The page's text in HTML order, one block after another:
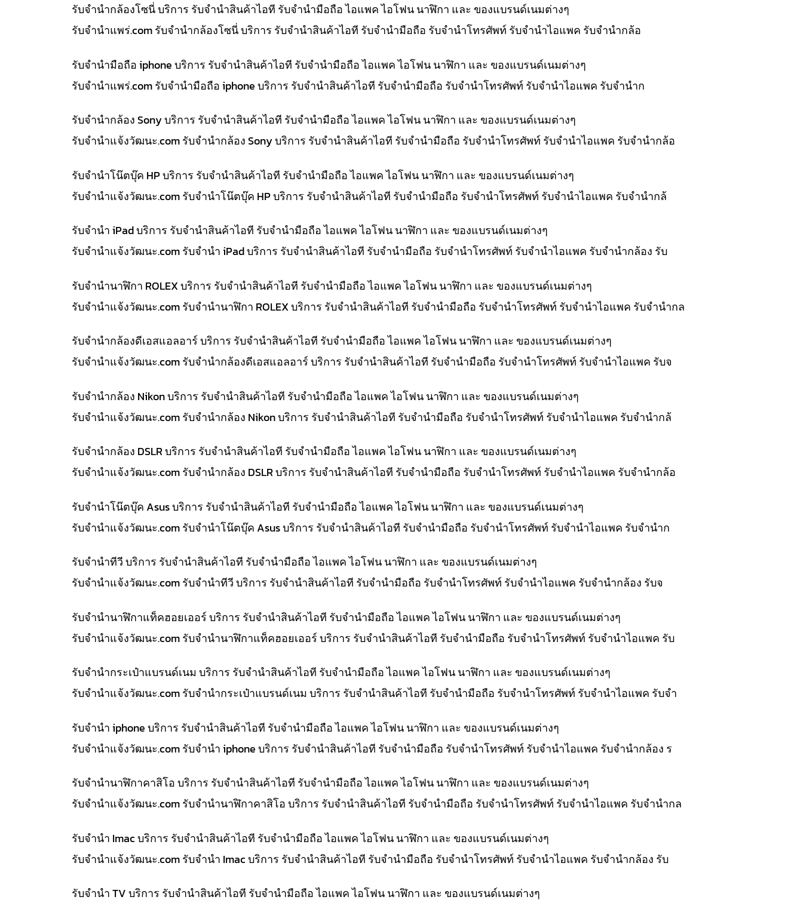
รับจำนำกล้องโซนี่ บริการ รับจำนำสินค้าไอที รับจำนำมือถือ ไอแพค ไอโฟน นาฬิกา และ ของแบรนด์เนมต่างๆ
รับจํานําแพร่.com รับจำนำกล้องโซนี่ บริการ รับจำนำสินค้าไอที รับจำนำมือถือ รับจำนำโทรศัพท์ รับจำนำไอแพค รับจำนำกล้อ
รับจำนำมือถือ iphone บริการ รับจำนำสินค้าไอที รับจำนำมือถือ ไอแพค ไอโฟน นาฬิกา และ ของแบรนด์เนมต่างๆ
รับจํานําแพร่.com รับจำนำมือถือ iphone บริการ รับจำนำสินค้าไอที รับจำนำมือถือ รับจำนำโทรศัพท์ รับจำนำไอแพค รับจำนำก
รับจำนำกล้อง Sony บริการ รับจำนำสินค้าไอที รับจำนำมือถือ ไอแพค ไอโฟน นาฬิกา และ ของแบรนด์เนมต่างๆ
รับจํานําแจ้งวัฒนะ.com รับจำนำกล้อง Sony บริการ รับจำนำสินค้าไอที รับจำนำมือถือ รับจำนำโทรศัพท์ รับจำนำไอแพค รับจำนำกล้อ
รับจำนำโน๊ตบุ๊ค HP บริการ รับจำนำสินค้าไอที รับจำนำมือถือ ไอแพค ไอโฟน นาฬิกา และ ของแบรนด์เนมต่างๆ
รับจํานําแจ้งวัฒนะ.com รับจำนำโน๊ตบุ๊ค HP บริการ รับจำนำสินค้าไอที รับจำนำมือถือ รับจำนำโทรศัพท์ รับจำนำไอแพค รับจำนำกล้
รับจำนำ iPad บริการ รับจำนำสินค้าไอที รับจำนำมือถือ ไอแพค ไอโฟน นาฬิกา และ ของแบรนด์เนมต่างๆ
รับจํานําแจ้งวัฒนะ.com รับจำนำ iPad บริการ รับจำนำสินค้าไอที รับจำนำมือถือ รับจำนำโทรศัพท์ รับจำนำไอแพค รับจำนำกล้อง รับ
รับจำนำนาฬิกา ROLEX บริการ รับจำนำสินค้าไอที รับจำนำมือถือ ไอแพค ไอโฟน นาฬิกา และ ของแบรนด์เนมต่างๆ
รับจํานําแจ้งวัฒนะ.com รับจำนำนาฬิกา ROLEX บริการ รับจำนำสินค้าไอที รับจำนำมือถือ รับจำนำโทรศัพท์ รับจำนำไอแพค รับจำนำกล
รับจำนำกล้องดีเอสแอลอาร์ บริการ รับจำนำสินค้าไอที รับจำนำมือถือ ไอแพค ไอโฟน นาฬิกา และ ของแบรนด์เนมต่างๆ
รับจํานําแจ้งวัฒนะ.com รับจำนำกล้องดีเอสแอลอาร์ บริการ รับจำนำสินค้าไอที รับจำนำมือถือ รับจำนำโทรศัพท์ รับจำนำไอแพค รับจ
รับจำนำกล้อง Nikon บริการ รับจำนำสินค้าไอที รับจำนำมือถือ ไอแพค ไอโฟน นาฬิกา และ ของแบรนด์เนมต่างๆ
รับจํานําแจ้งวัฒนะ.com รับจำนำกล้อง Nikon บริการ รับจำนำสินค้าไอที รับจำนำมือถือ รับจำนำโทรศัพท์ รับจำนำไอแพค รับจำนำกล้
รับจำนำกล้อง DSLR บริการ รับจำนำสินค้าไอที รับจำนำมือถือ ไอแพค ไอโฟน นาฬิกา และ ของแบรนด์เนมต่างๆ
รับจํานําแจ้งวัฒนะ.com รับจำนำกล้อง DSLR บริการ รับจำนำสินค้าไอที รับจำนำมือถือ รับจำนำโทรศัพท์ รับจำนำไอแพค รับจำนำกล้อ
รับจำนำโน๊ตบุ๊ค Asus บริการ รับจำนำสินค้าไอที รับจำนำมือถือ ไอแพค ไอโฟน นาฬิกา และ ของแบรนด์เนมต่างๆ
รับจํานําแจ้งวัฒนะ.com รับจำนำโน๊ตบุ๊ค Asus บริการ รับจำนำสินค้าไอที รับจำนำมือถือ รับจำนำโทรศัพท์ รับจำนำไอแพค รับจำนำก
รับจำนำทีวี บริการ รับจำนำสินค้าไอที รับจำนำมือถือ ไอแพค ไอโฟน นาฬิกา และ ของแบรนด์เนมต่างๆ
รับจํานําแจ้งวัฒนะ.com รับจำนำทีวี บริการ รับจำนำสินค้าไอที รับจำนำมือถือ รับจำนำโทรศัพท์ รับจำนำไอแพค รับจำนำกล้อง รับจ
รับจำนำนาฬิกาแท็คฮอยเออร์ บริการ รับจำนำสินค้าไอที รับจำนำมือถือ ไอแพค ไอโฟน นาฬิกา และ ของแบรนด์เนมต่างๆ
รับจํานําแจ้งวัฒนะ.com รับจำนำนาฬิกาแท็คฮอยเออร์ บริการ รับจำนำสินค้าไอที รับจำนำมือถือ รับจำนำโทรศัพท์ รับจำนำไอแพค รับ
รับจำนำกระเป๋าแบรนด์เนม บริการ รับจำนำสินค้าไอที รับจำนำมือถือ ไอแพค ไอโฟน นาฬิกา และ ของแบรนด์เนมต่างๆ
รับจํานําแจ้งวัฒนะ.com รับจำนำกระเป๋าแบรนด์เนม บริการ รับจำนำสินค้าไอที รับจำนำมือถือ รับจำนำโทรศัพท์ รับจำนำไอแพค รับจำ
รับจำนำ iphone บริการ รับจำนำสินค้าไอที รับจำนำมือถือ ไอแพค ไอโฟน นาฬิกา และ ของแบรนด์เนมต่างๆ
รับจํานําแจ้งวัฒนะ.com รับจำนำ iphone บริการ รับจำนำสินค้าไอที รับจำนำมือถือ รับจำนำโทรศัพท์ รับจำนำไอแพค รับจำนำกล้อง ร
รับจำนำนาฬิกาคาสิโอ บริการ รับจำนำสินค้าไอที รับจำนำมือถือ ไอแพค ไอโฟน นาฬิกา และ ของแบรนด์เนมต่างๆ
รับจํานําแจ้งวัฒนะ.com รับจำนำนาฬิกาคาสิโอ บริการ รับจำนำสินค้าไอที รับจำนำมือถือ รับจำนำโทรศัพท์ รับจำนำไอแพค รับจำนำกล
รับจำนำ Imac บริการ รับจำนำสินค้าไอที รับจำนำมือถือ ไอแพค ไอโฟน นาฬิกา และ ของแบรนด์เนมต่างๆ
รับจํานําแจ้งวัฒนะ.com รับจำนำ Imac บริการ รับจำนำสินค้าไอที รับจำนำมือถือ รับจำนำโทรศัพท์ รับจำนำไอแพค รับจำนำกล้อง รับ
รับจำนำ TV บริการ รับจำนำสินค้าไอที รับจำนำมือถือ ไอแพค ไอโฟน นาฬิกา และ ของแบรนด์เนมต่างๆ